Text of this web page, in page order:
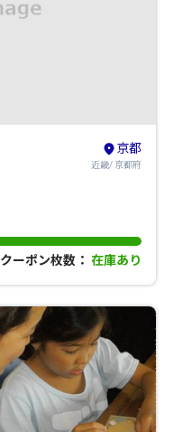
京都
近畿/ 京都府
クーポン枚数： 在庫あり